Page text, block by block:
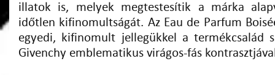
illatok is, melyek megtestesítik a márka
időtlen kifinomultságát. Az Eau de Parfum
egyedi, kifinomult jellegükkel a termékcsalád
Givenchy emblematikus virágos-fás